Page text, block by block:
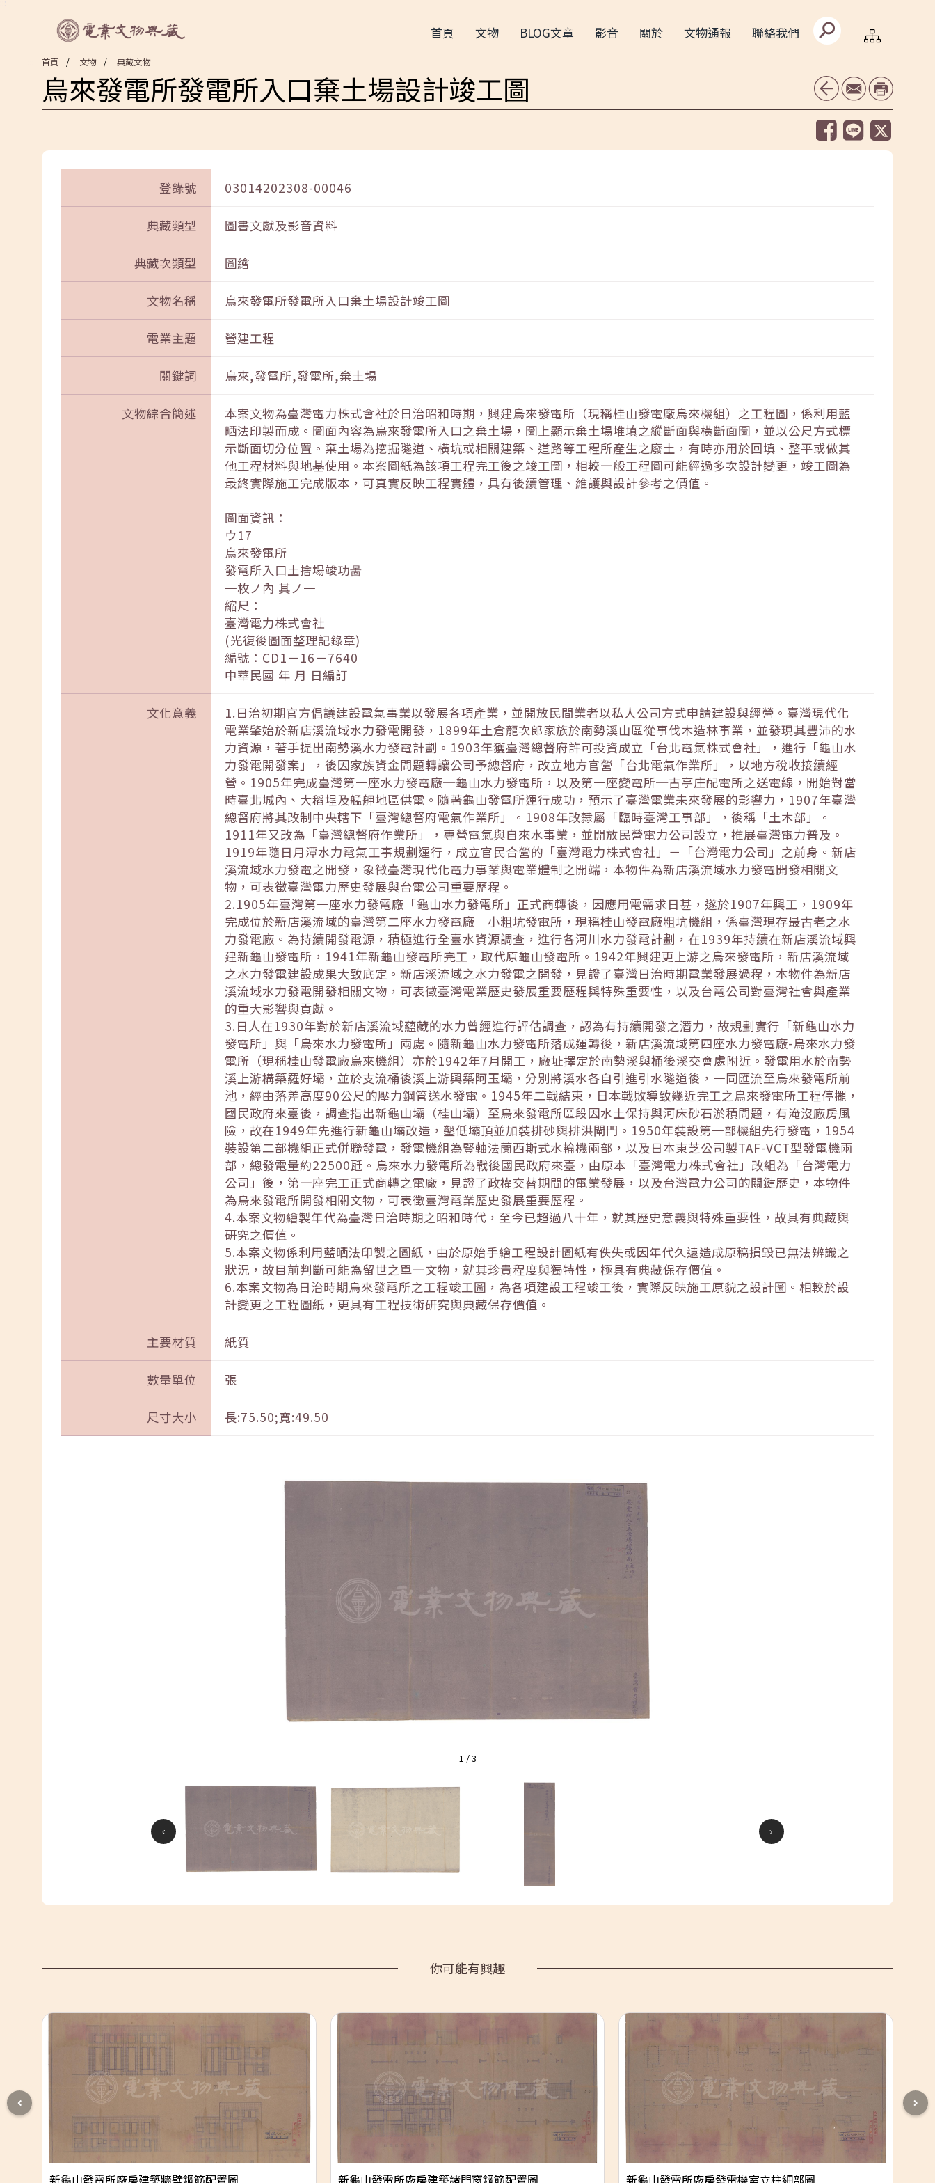
首頁 文物 BLOG文章 影音 關於 文物通報 聯絡我們
搜
尋
文
首頁 文物 典藏文物
烏來發電所發電所入口棄土場設計竣工圖
登錄號 03014202308-00046
典藏類型 圖書文獻及影音資料
典藏次類型 圖繪
文物名稱 烏來發電所發電所入口棄土場設計竣工圖
電業主題 營建工程
關鍵詞 烏來,發電所,發電所,棄土場
文物綜合簡述
本案文物為臺灣電力株式會社於日治昭和時期，興建烏來發電所（現稱桂山發電廠烏來機組）之工程圖，係利用藍
晒法印製而成。圖面內容為烏來發電所入口之棄土場，圖上顯示棄土場堆填之縱斷面與橫斷面圖，並以公尺方式標
示斷面切分位置。棄土場為挖掘隧道、橫坑或相關建築、道路等工程所產生之廢土，有時亦用於回填、整平或做其
他工程材料與地基使用。本案圖紙為該項工程完工後之竣工圖，相較一般工程圖可能經過多次設計變更，竣工圖為
最終實際施工完成版本，可真實反映工程實體，具有後續管理、維護與設計參考之價值。
圖面資訊：
ウ17
烏來發電所
發電所入口土捨場竣功啚
一枚ノ內 其ノ一
縮尺：
臺灣電力株式會社
(光復後圖面整理記錄章)
編號：CD1－16－7640
中華民國 年 月 日編訂
文化意義
1.日治初期官方倡議建設電氣事業以發展各項產業，並開放民間業者以私人公司方式申請建設與經營。臺灣現代化
電業肇始於新店溪流域水力發電開發，1899年土倉龍次郎家族於南勢溪山區從事伐木造林事業，並發現其豐沛的水
力資源，著手提出南勢溪水力發電計劃。1903年獲臺灣總督府許可投資成立「台北電氣株式會社」，進行「龜山水
力發電開發案」，後因家族資金問題轉讓公司予總督府，改立地方官營「台北電氣作業所」，以地方稅收接續經
營。1905年完成臺灣第一座水力發電廠─龜山水力發電所，以及第一座變電所─古亭庄配電所之送電線，開始對當
時臺北城內、大稻埕及艋舺地區供電。隨著龜山發電所運行成功，預示了臺灣電業未來發展的影響力，1907年臺灣
總督府將其改制中央轄下「臺灣總督府電氣作業所」。1908年改隸屬「臨時臺灣工事部」，後稱「土木部」。
1911年又改為「臺灣總督府作業所」，專營電氣與自來水事業，並開放民營電力公司設立，推展臺灣電力普及。
1919年隨日月潭水力電氣工事規劃運行，成立官民合營的「臺灣電力株式會社」－「台灣電力公司」之前身。新店
溪流域水力發電之開發，象徵臺灣現代化電力事業與電業體制之開端，本物件為新店溪流域水力發電開發相關文
物，可表徵臺灣電力歷史發展與台電公司重要歷程。
2.1905年臺灣第一座水力發電廠「龜山水力發電所」正式商轉後，因應用電需求日甚，遂於1907年興工，1909年
完成位於新店溪流域的臺灣第二座水力發電廠─小粗坑發電所，現稱桂山發電廠粗坑機組，係臺灣現存最古老之水
力發電廠。為持續開發電源，積極進行全臺水資源調查，進行各河川水力發電計劃，在1939年持續在新店溪流域興
建新龜山發電所，1941年新龜山發電所完工，取代原龜山發電所。1942年興建更上游之烏來發電所，新店溪流域
之水力發電建設成果大致底定。新店溪流域之水力發電之開發，見證了臺灣日治時期電業發展過程，本物件為新店
溪流域水力發電開發相關文物，可表徵臺灣電業歷史發展重要歷程與特殊重要性，以及台電公司對臺灣社會與產業
的重大影響與貢獻。
3.日人在1930年對於新店溪流域蘊藏的水力曾經進行評估調查，認為有持續開發之潛力，故規劃實行「新龜山水力
發電所」與「烏來水力發電所」兩處。隨新龜山水力發電所落成運轉後，新店溪流域第四座水力發電廠-烏來水力發
電所（現稱桂山發電廠烏來機組）亦於1942年7月開工，廠址擇定於南勢溪與桶後溪交會處附近。發電用水於南勢
溪上游構築羅好壩，並於支流桶後溪上游興築阿玉壩，分別將溪水各自引進引水隧道後，一同匯流至烏來發電所前
池，經由落差高度90公尺的壓力鋼管送水發電。1945年二戰結束，日本戰敗導致幾近完工之烏來發電所工程停擺，
國民政府來臺後，調查指出新龜山壩（桂山壩）至烏來發電所區段因水土保持與河床砂石淤積問題，有淹沒廠房風
險，故在1949年先進行新龜山壩改造，鑿低壩頂並加裝排砂與排洪閘門。1950年裝設第一部機組先行發電，1954
裝設第二部機組正式併聯發電，發電機組為豎軸法蘭西斯式水輪機兩部，以及日本東芝公司製TAF-VCT型發電機兩
部，總發電量約22500瓩。烏來水力發電所為戰後國民政府來臺，由原本「臺灣電力株式會社」改組為「台灣電力
公司」後，第一座完工正式商轉之電廠，見證了政權交替期間的電業發展，以及台灣電力公司的關鍵歷史，本物件
為烏來發電所開發相關文物，可表徵臺灣電業歷史發展重要歷程。
4.本案文物繪製年代為臺灣日治時期之昭和時代，至今已超過八十年，就其歷史意義與特殊重要性，故具有典藏與
研究之價值。
5.本案文物係利用藍晒法印製之圖紙，由於原始手繪工程設計圖紙有佚失或因年代久遠造成原稿損毀已無法辨識之
狀況，故目前判斷可能為留世之單一文物，就其珍貴程度與獨特性，極具有典藏保存價值。
6.本案文物為日治時期烏來發電所之工程竣工圖，為各項建設工程竣工後，實際反映施工原貌之設計圖。相較於設
計變更之工程圖紙，更具有工程技術研究與典藏保存價值。
主要材質 紙質
數量單位 張
尺寸大小 長:75.50;寬:49.50
1 /3
你可能有興趣
新龜山發電所廠房建築牆壁鋼筋配置圖 新龜山發電所廠房建築諸門窗鋼筋配置圖 新龜山發電所廠房發電機室立柱細部圖